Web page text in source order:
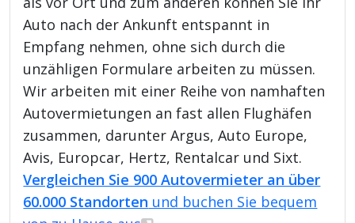
Auto nach der Ankunft entspannt in
Empfang nehmen, ohne sich durch die
unzähligen Formulare arbeiten zu müssen.
Wir arbeiten mit einer Reihe von namhaften
Autovermietungen an fast allen Flughäfen
zusammen, darunter Argus, Auto Europe,
Avis, Europcar, Hertz, Rentalcar und Sixt.
Vergleichen Sie 900 Autovermieter an über
60.000 Standorten und buchen Sie bequem